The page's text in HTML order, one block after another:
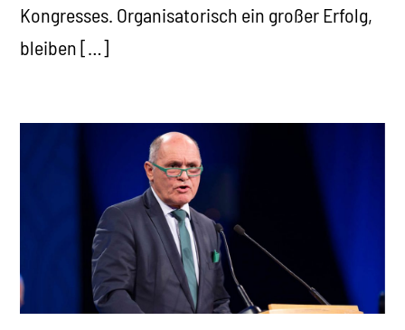
Kongresses. Organisatorisch ein großer Erfolg,
bleiben […]